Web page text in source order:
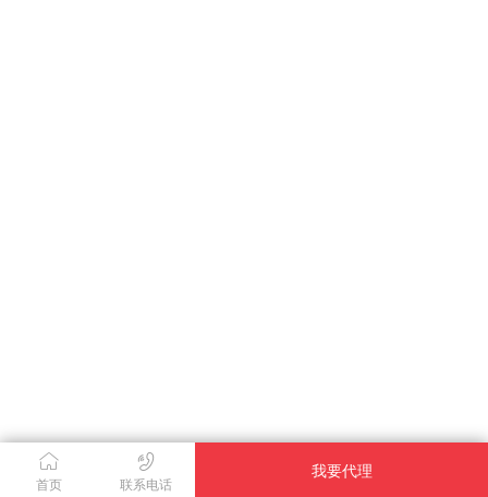
首页 联系电话
我要代理